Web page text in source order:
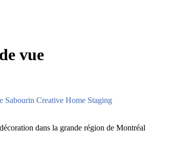
vue
Sabourin Creative Home Staging